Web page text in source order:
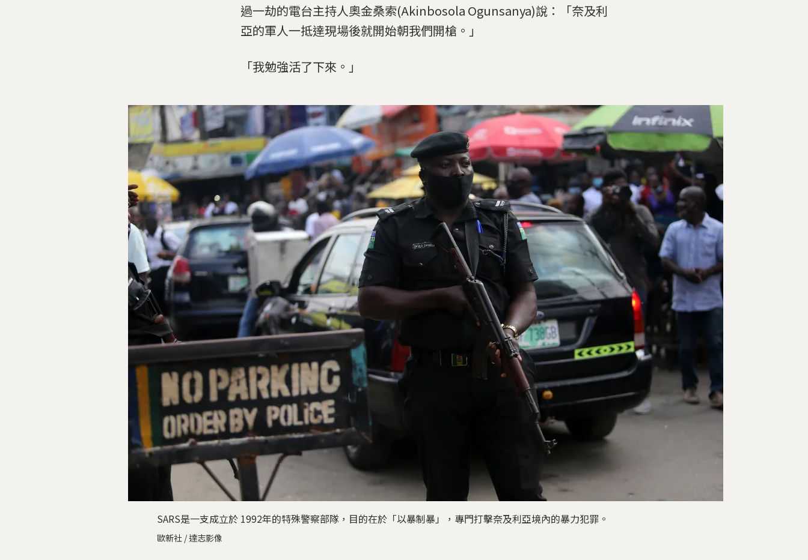
過一劫的電台主持人奧金桑索(Akinbosola Ogunsanya)說：「奈及利
亞的軍人一抵達現場後就開始朝我們開槍。」
「我勉強活了下來。」
SARS是一支成立於 1992年的特殊警察部隊，目的在於「以暴制暴」，專門打擊奈及利亞境內的暴力犯罪。
歐新社 / 達志影像